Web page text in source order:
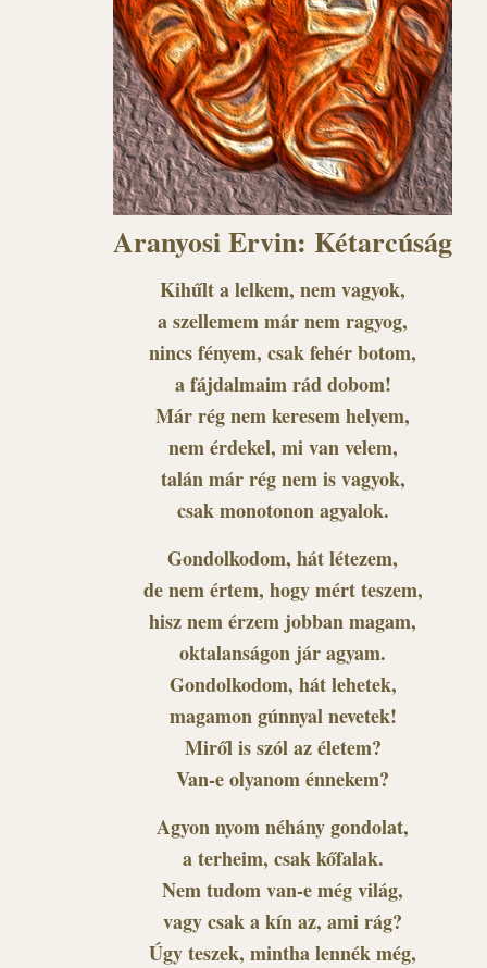
Aranyosi Ervin: Kétarcúság
Kihűlt a lelkem, nem vagyok,
a szellemem már nem ragyog,
nincs fényem, csak fehér botom,
a fájdalmaim rád dobom!
Már rég nem keresem helyem,
nem érdekel, mi van velem,
talán már rég nem is vagyok,
csak monotonon agyalok.
Gondolkodom, hát létezem,
de nem értem, hogy mért teszem,
hisz nem érzem jobban magam,
oktalanságon jár agyam.
Gondolkodom, hát lehetek,
magamon gúnnyal nevetek!
Miről is szól az életem?
Van-e olyanom énnekem?
Agyon nyom néhány gondolat,
a terheim, csak kőfalak.
Nem tudom van-e még világ,
vagy csak a kín az, ami rág?
Úgy teszek, mintha lennék még,